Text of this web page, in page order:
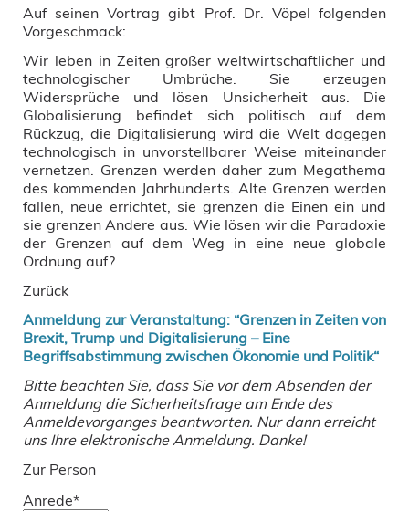
Auf seinen Vortrag gibt Prof. Dr. Vöpel folgenden
Vorgeschmack:
Wir leben in Zeiten großer weltwirtschaftlicher und
technologischer Umbrüche. Sie erzeugen
Widersprüche und lösen Unsicherheit aus. Die
Globalisierung befindet sich politisch auf dem
Rückzug, die Digitalisierung wird die Welt dagegen
technologisch in unvorstellbarer Weise miteinander
vernetzen. Grenzen werden daher zum Megathema
des kommenden Jahrhunderts. Alte Grenzen werden
fallen, neue errichtet, sie grenzen die Einen ein und
sie grenzen Andere aus. Wie lösen wir die Paradoxie
der Grenzen auf dem Weg in eine neue globale
Ordnung auf?
Zurück
Anmeldung zur Veranstaltung: “Grenzen in Zeiten von
Brexit, Trump und Digitalisierung – Eine
Begriffsabstimmung zwischen Ökonomie und Politik“
Bitte beachten Sie, dass Sie vor dem Absenden der
Anmeldung die Sicherheitsfrage am Ende des
Anmeldevorganges beantworten. Nur dann erreicht
uns Ihre elektronische Anmeldung. Danke!
Zur Person
Pflichtfeld
Anrede*